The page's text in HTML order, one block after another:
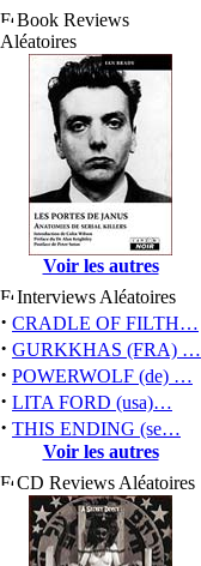
Book Reviews
Aléatoires
Voir les autres
Interviews Aléatoires
· CRADLE OF FILTH…
· GURKKHAS (FRA) …
· POWERWOLF (de) …
· LITA FORD (usa)…
· THIS ENDING (se…
Voir les autres
CD Reviews Aléatoires